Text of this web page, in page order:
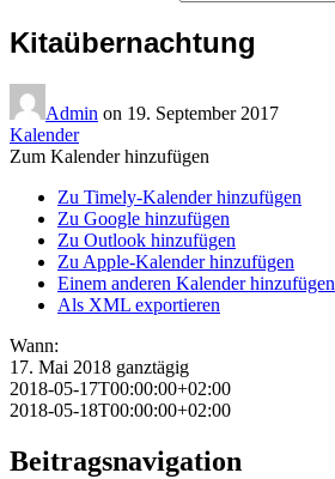
Kitaübernachtung
Admin on 19. September 2017
Kalender
Zum Kalender hinzufügen
Zu Timely-Kalender hinzufügen
Zu Google hinzufügen
Zu Outlook hinzufügen
Zu Apple-Kalender hinzufügen
Einem anderen Kalender hinzufügen
Als XML exportieren
Wann:
17. Mai 2018 ganztägig
2018-05-17T00:00:00+02:00
2018-05-18T00:00:00+02:00
Beitragsnavigation